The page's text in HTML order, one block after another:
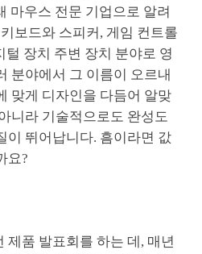
마우스 전문 기업으로 알려
보드와 스피커, 게임 컨트롤
털 장치 주변 장치 분야로 영
분야에서 그 이름이 오르내
맞게 디자인을 다듬어 알맞
니라 기술적으로도 완성도
이 뛰어납니다. 흠이라면 값
요?
제품 발표회를 하는 데, 매년